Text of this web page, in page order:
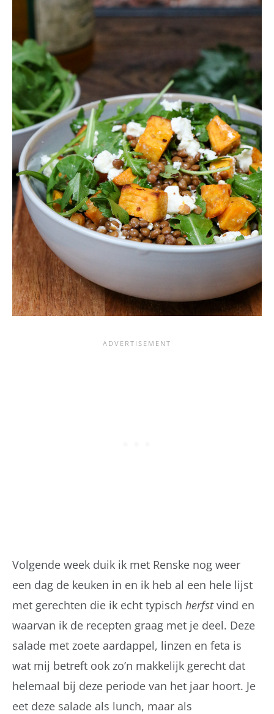
Volgende week duik ik met Renske nog weer
een dag de keuken in en ik heb al een hele lijst
met gerechten die ik echt typisch herfstvind en
waarvan ik de recepten graag met je deel. Deze
salade met zoete aardappel, linzen en feta is
wat mij betreft ook zo’n makkelijk gerecht dat
helemaal bij deze periode van het jaar hoort. Je
eet deze salade als lunch, maar als